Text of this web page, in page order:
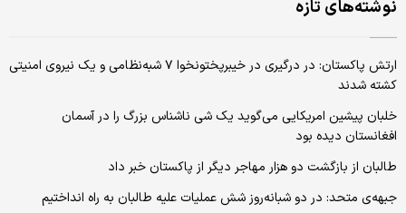
نوشته‌های تازه
ارتش پاکستان: در درگیری در خیبرپختونخوا ۷ شبه‌نظامی و یک نیروی امنیتی
کشته شدند
خلبان پیشین امریکایی می‌گوید یک شی ناشناس بزرگ را در آسمان
افغانستان دیده بود
طالبان از بازگشت دو هزار مهاجر دیگر از پاکستان خبر داد
جبهه‌ی متحد: در دو شبانه‌روز شش عملیات علیه طالبان به راه انداختیم